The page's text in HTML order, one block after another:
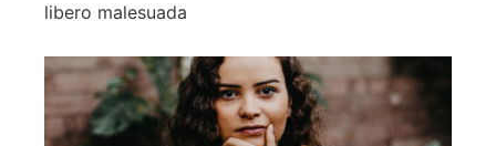
libero malesuada